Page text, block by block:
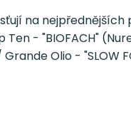
na
- "BIOFACH"
Olio - "SLOW